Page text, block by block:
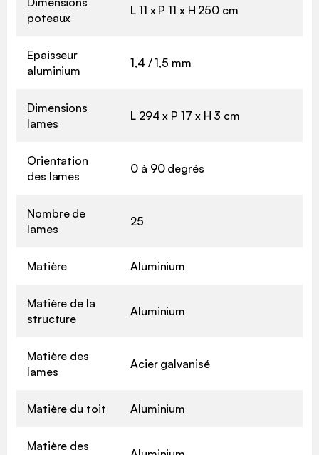
poteaux
L 11 x P 11 x H 250 cm
Epaisseur
aluminium
1,4 / 1,5 mm
Dimensions
lames
L 294 x P 17 x H 3 cm
Orientation
des lames
0 à 90 degrés
Nombre de
lames
25
Matière Aluminium
Matière de la
structure
Aluminium
Matière des
lames
Acier galvanisé
Matière du toit Aluminium
Matière des